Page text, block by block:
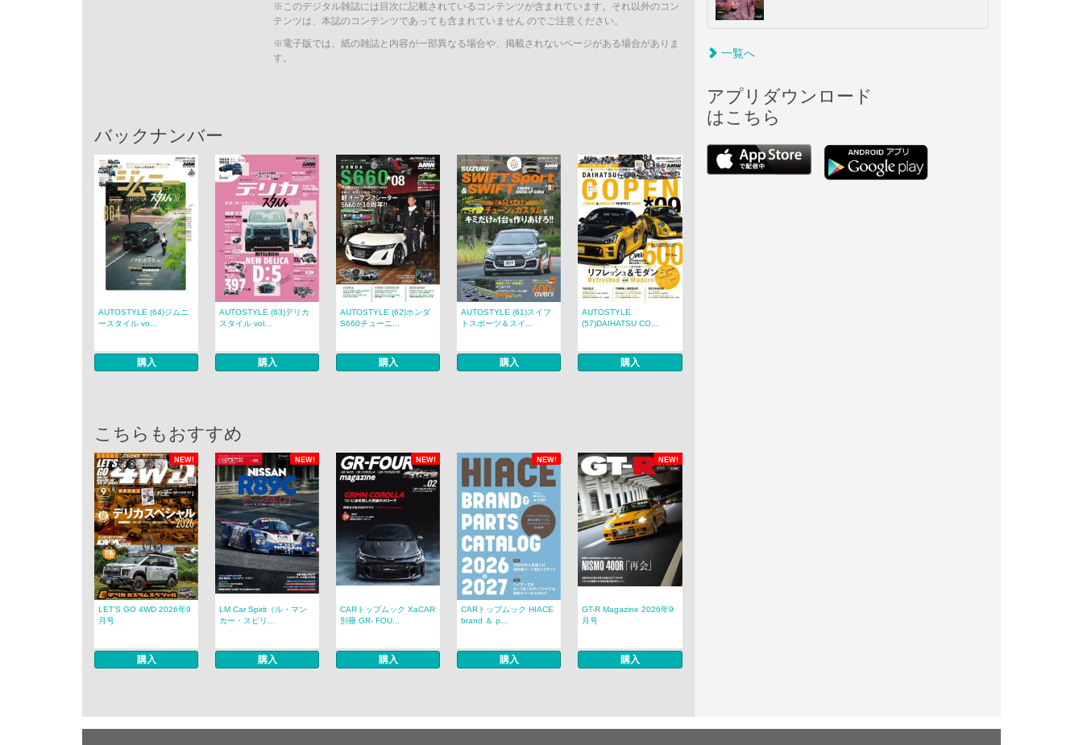
※このデジタル雑誌には目次に記載されているコンテンツが含まれています。それ以外のコン
テンツは、本誌のコンテンツであっても含まれていません のでご注意ください。
※電子版では、紙の雑誌と内容が一部異なる場合や、掲載されないページがある場合がありま
す。
バックナンバー
AUTOSTYLE (64)ジムニ
ースタイル vo...
購入
AUTOSTYLE (63)デリカ
スタイル vol...
購入
AUTOSTYLE (62)ホンダ
S660チューニ...
購入
AUTOSTYLE (61)スイフ
トスポーツ＆スイ...
購入
AUTOSTYLE
(57)DAIHATSU CO...
購入
こちらもおすすめ
NEW! NEW! NEW! NEW! NEW!
LET’S GO 4WD 2026年9
月号
購入
LM Car Spirit（ル・マン
カー・スピリ...
購入
CARトップムック XaCAR
別冊 GR- FOU...
購入
CARトップムック HIACE
brand ＆ p...
購入
GT-R Magazine 2026年9
月号
購入
一覧へ
アプリダウンロード
はこちら